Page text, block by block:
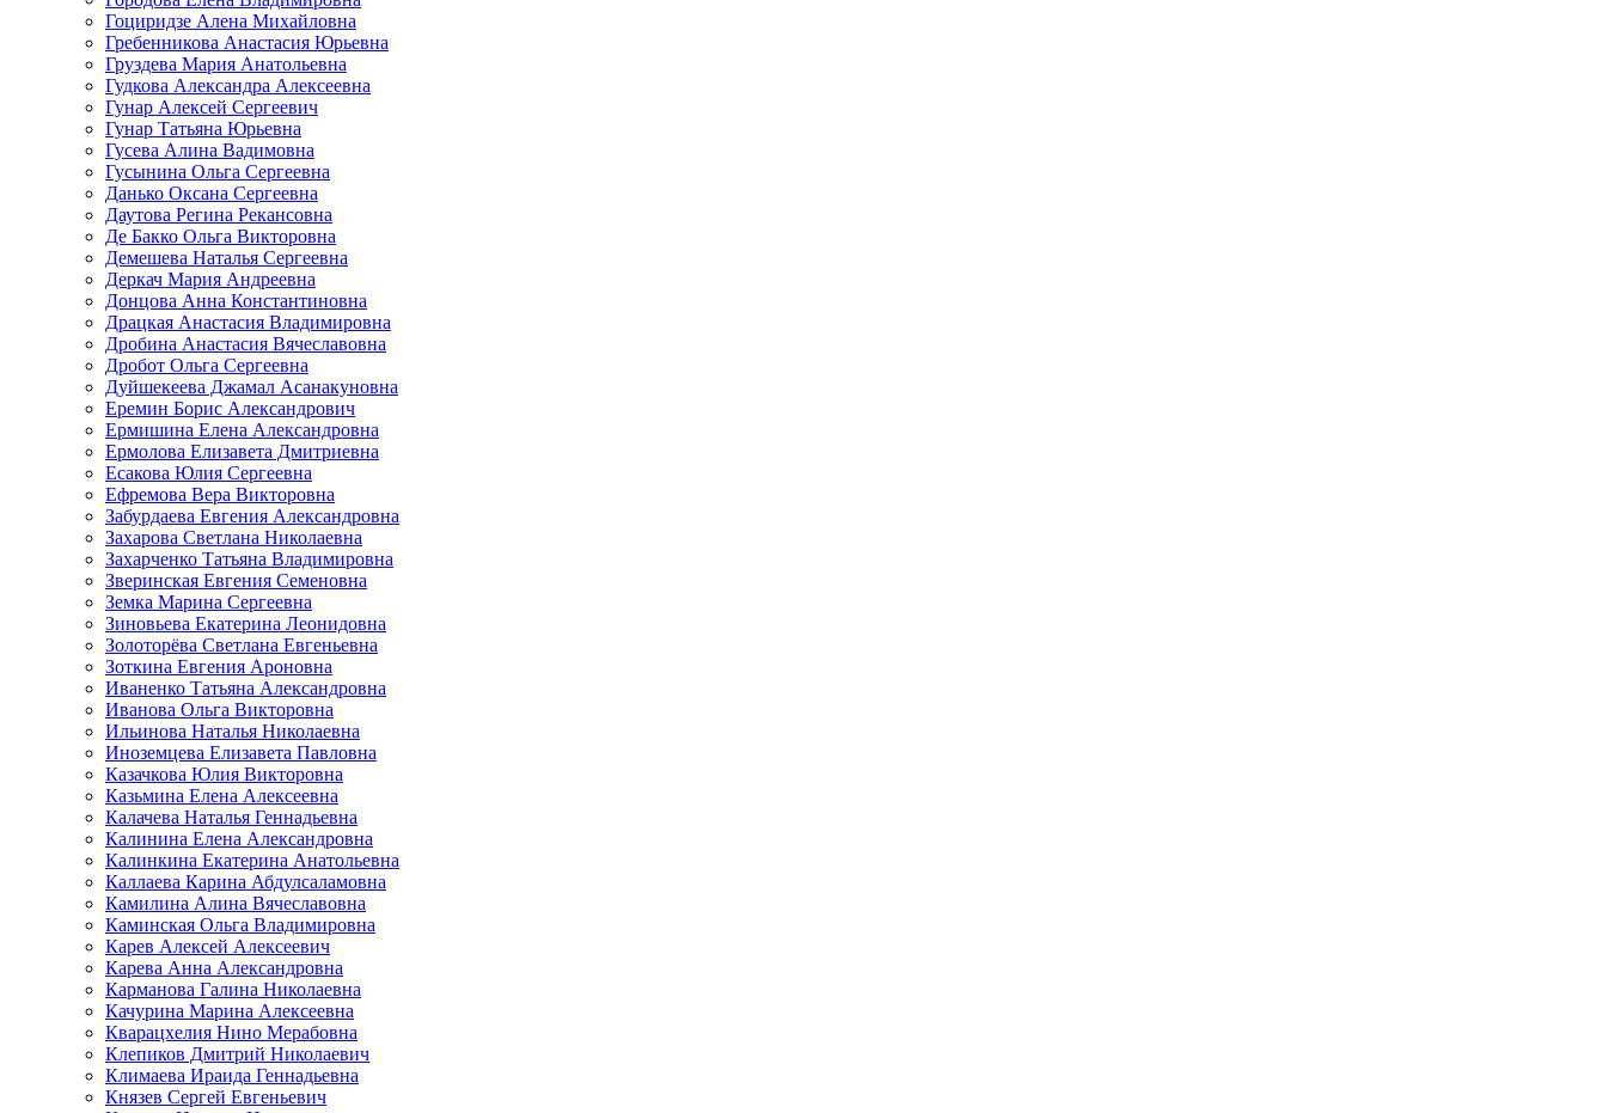
Гоциридзе Алена Михайловна
Гребенникова Анастасия Юрьевна
Груздева Мария Анатольевна
Гудкова Александра Алексеевна
Гунар Алексей Сергеевич
Гунар Татьяна Юрьевна
Гусева Алина Вадимовна
Гусынина Ольга Сергеевна
Данько Оксана Сергеевна
Даутова Регина Рекансовна
Де Бакко Ольга Викторовна
Демешева Наталья Сергеевна
Деркач Мария Андреевна
Донцова Анна Константиновна
Драцкая Анастасия Владимировна
Дробина Анастасия Вячеславовна
Дробот Ольга Сергеевна
Дуйшекеева Джамал Асанакуновна
Еремин Борис Александрович
Ермишина Елена Александровна
Ермолова Елизавета Дмитриевна
Есакова Юлия Сергеевна
Ефремова Вера Викторовна
Забурдаева Евгения Александровна
Захарова Светлана Николаевна
Захарченко Татьяна Владимировна
Зверинская Евгения Семеновна
Земка Марина Сергеевна
Зиновьева Екатерина Леонидовна
Золоторёва Светлана Евгеньевна
Зоткина Евгения Ароновна
Иваненко Татьяна Александровна
Иванова Ольга Викторовна
Ильинова Наталья Николаевна
Иноземцева Елизавета Павловна
Казачкова Юлия Викторовна
Казьмина Елена Алексеевна
Калачева Наталья Геннадьевна
Калинина Елена Александровна
Калинкина Екатерина Анатольевна
Каллаева Карина Абдулсаламовна
Камилина Алина Вячеславовна
Каминская Ольга Владимировна
Карев Алексей Алексеевич
Карева Анна Александровна
Карманова Галина Николаевна
Качурина Марина Алексеевна
Кварацхелия Нино Мерабовна
Клепиков Дмитрий Николаевич
Климаева Ираида Геннадьевна
Князев Сергей Евгеньевич